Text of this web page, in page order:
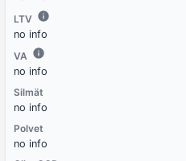
LTV
no info
VA
no info
Silmät
no info
Polvet
no info